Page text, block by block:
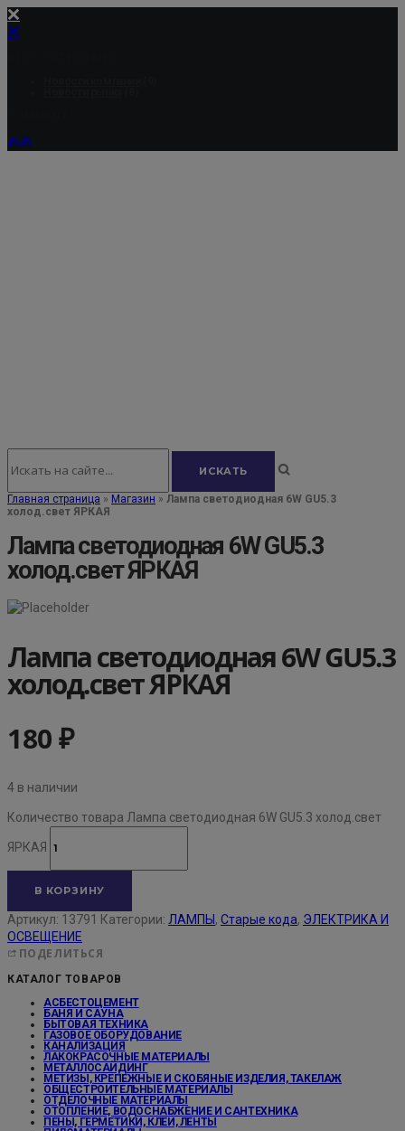
Главная страница » Магазин » Лампа светодиодная 6W GU5.3
холод.свет ЯРКАЯ
Лампа светодиодная 6W GU5.3
холод.свет ЯРКАЯ
Лампа светодиодная 6W GU5.3
холод.свет ЯРКАЯ
180₽
4 в наличии
Количество товара Лампа светодиодная 6W GU5.3 холод.свет
ЯРКАЯ
В КОРЗИНУ
Артикул: 13791 Категории: ЛАМПЫ , Старые кода, ЭЛЕКТРИКА И
ОСВЕЩЕНИЕ
ПОДЕЛИТЬСЯ
КАТАЛОГ ТОВАРОВ
АСБЕСТОЦЕМЕНТ
БАНЯ И САУНА
БЫТОВАЯ ТЕХНИКА
ГАЗОВОЕ ОБОРУДОВАНИЕ
КАНАЛИЗАЦИЯ
ЛАКОКРАСОЧНЫЕ МАТЕРИАЛЫ
МЕТАЛЛОСАЙДИНГ
МЕТИЗЫ, КРЕПЕЖНЫЕ И СКОБЯНЫЕ ИЗДЕЛИЯ, ТАКЕЛАЖ
ОБЩЕСТРОИТЕЛЬНЫЕ МАТЕРИАЛЫ
ОТДЕЛОЧНЫЕ МАТЕРИАЛЫ
ОТОПЛЕНИЕ, ВОДОСНАБЖЕНИЕ И САНТЕХНИКА
ПЕНЫ, ГЕРМЕТИКИ, КЛЕИ, ЛЕНТЫ